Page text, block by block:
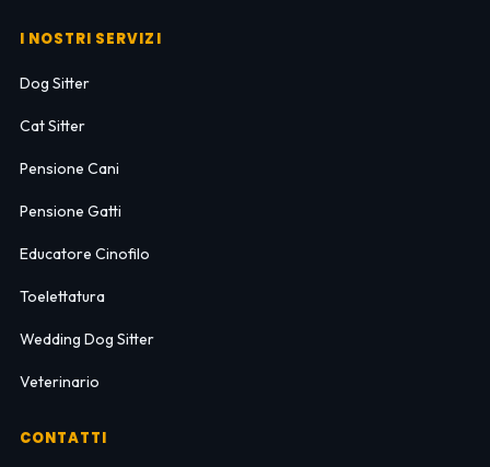
I NOSTRI SERVIZI
Dog Sitter
Cat Sitter
Pensione Cani
Pensione Gatti
Educatore Cinofilo
Toelettatura
Wedding Dog Sitter
Veterinario
CONTATTI